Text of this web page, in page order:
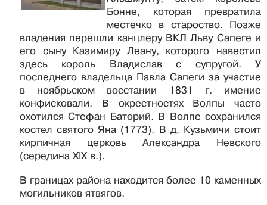
Бонне, которая превратила
местечко в староство. Позже
владения перешли канцлеру ВКЛ Льву Сапеге и
его сыну Казимиру Леану, которого навестил
здесь король Владислав с супругой. У
последнего владельца Павла Сапеги за участие
в ноябрьском восстании 1831 г. имение
конфисковали. В окрестностях Волпы часто
охотился Стефан Баторий. В Волпе сохранился
костел святого Яна (1773). В д. Кузьмичи стоит
кирпичная церковь Александра Невского
(середина XIX в.).
В границах района находится более 10 каменных
могильников ятвягов.